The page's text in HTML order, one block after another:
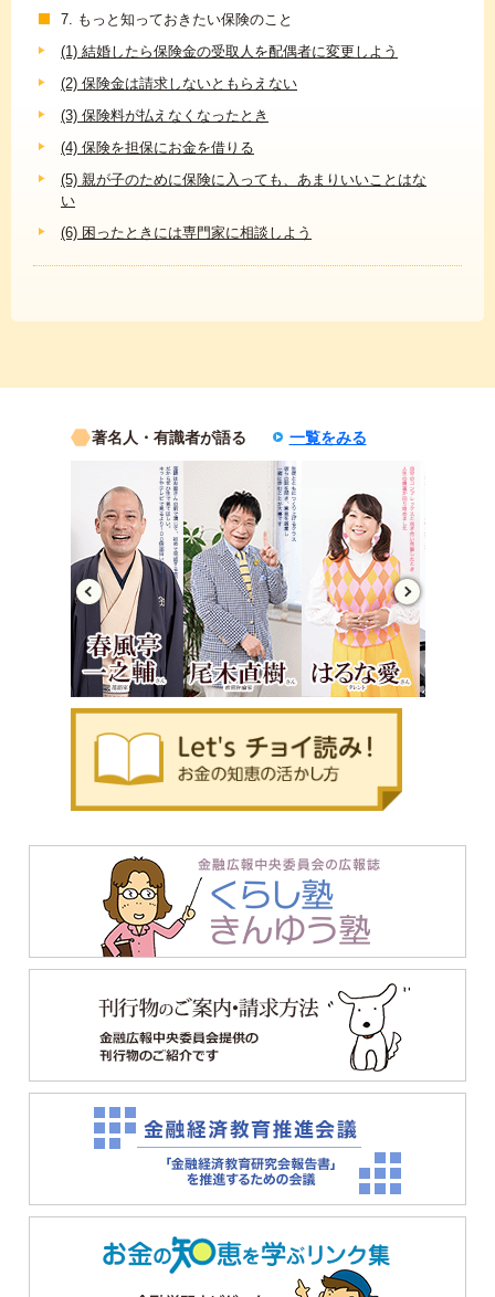
7. もっと知っておきたい保険のこと
(1) 結婚したら保険金の受取人を配偶者に変更しよう
(2) 保険金は請求しないともらえない
(3) 保険料が払えなくなったとき
(4) 保険を担保にお金を借りる
(5) 親が子のために保険に入っても、あまりいいことはな
い
(6) 困ったときには専門家に相談しよう
著名人・有識者が語る 一覧をみる